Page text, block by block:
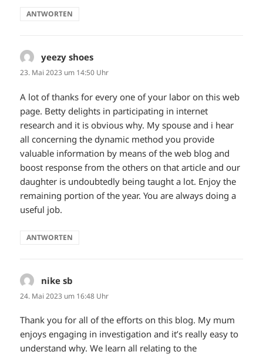
ANTWORTEN
yeezy shoes
23. Mai 2023 um 14:50 Uhr
A lot of thanks for every one of your labor on this web
page. Betty delights in participating in internet
research and it is obvious why. My spouse and i hear
all concerning the dynamic method you provide
valuable information by means of the web blog and
boost response from the others on that article and our
daughter is undoubtedly being taught a lot. Enjoy the
remaining portion of the year. You are always doing a
useful job.
ANTWORTEN
nike sb
24. Mai 2023 um 16:48 Uhr
Thank you for all of the efforts on this blog. My mum
enjoys engaging in investigation and it’s really easy to
understand why. We learn all relating to the